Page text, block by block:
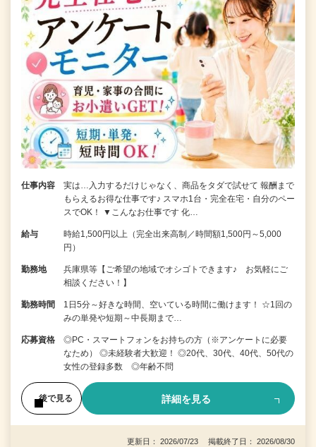
仕事内容
実は…入力するだけじゃなく、商品をタダで試せて 報酬まで
もらえるお得な仕事です♪ スマホ1台・完全在宅・自分のペー
スでOK！ ▼こんなお仕事です 化…
給与
時給1,500円以上（完全出来高制／時間額1,500円～5,000
円）
勤務地
兵庫県等【ご希望の地域でオシゴトできます♪ お気軽にご
相談ください！】
勤務時間
1日5分～好きな時間、空いている時間に働けます！ ☆1回の
みの単発や短期～中長期まで…
応募資格
◎PC・スマートフォンをお持ちの方（※アンケートに必要
なため） ◎未経験者大歓迎！ ◎20代、30代、40代、50代の
女性の登録多数 ◎年齢不問
後で見る 詳細を見る
更新日： 2026/07/23 掲載終了日： 2026/08/30